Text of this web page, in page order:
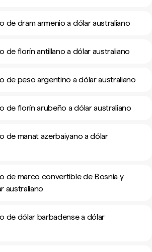
de dram armenio a dólar australiano
de florín antillano a dólar australiano
de peso argentino a dólar australiano
de florín arubeño a dólar australiano
de manat azerbaiyano a dólar
de marco convertible de Bosnia y
australiano
de dólar barbadense a dólar